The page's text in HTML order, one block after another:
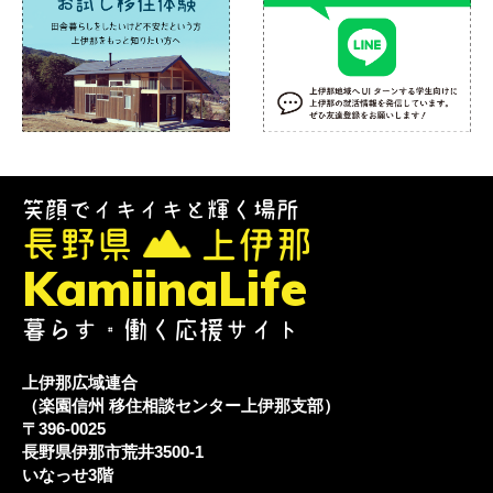
笑顔でイキイキと輝く場所
長野県 上伊那
KamiinaLife
暮らす・働く応援サイト
上伊那広域連合
（楽園信州 移住相談センター上伊那支部）
〒396-0025
長野県伊那市荒井3500-1
いなっせ3階